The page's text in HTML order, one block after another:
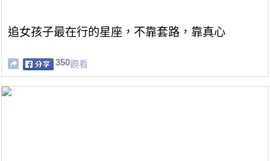
追女孩子最在行的星座，不靠套路，靠真心
350觀看